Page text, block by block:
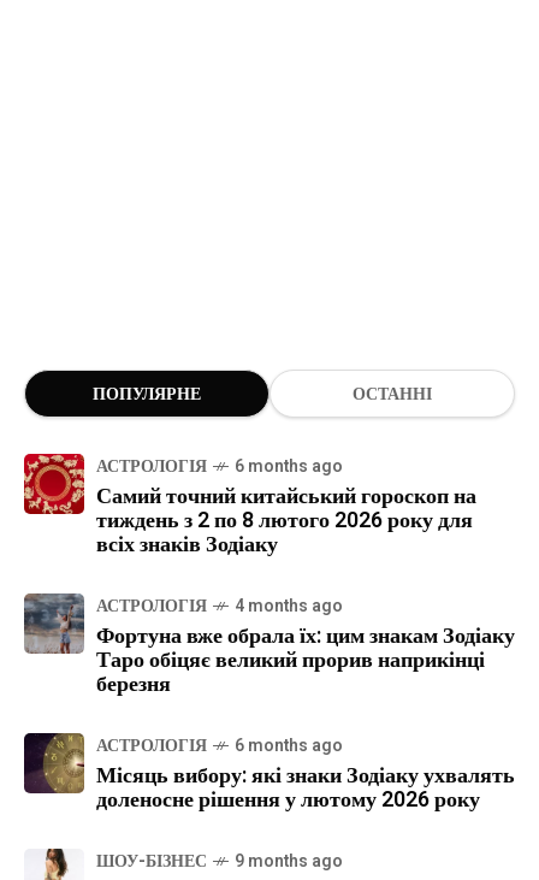
ПОПУЛЯРНЕ ОСТАННІ
АСТРОЛОГІЯ 6 months ago
Самий точний китайський гороскоп на
тиждень з 2 по 8 лютого 2026 року для
всіх знаків Зодіаку
АСТРОЛОГІЯ 4 months ago
Фортуна вже обрала їх: цим знакам Зодіаку
Таро обіцяє великий прорив наприкінці
березня
АСТРОЛОГІЯ 6 months ago
Місяць вибору: які знаки Зодіаку ухвалять
доленосне рішення у лютому 2026 року
ШОУ-БІЗНЕС 9 months ago